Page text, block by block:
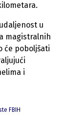
u
magistralnih
će poboljšati
i
FBIH